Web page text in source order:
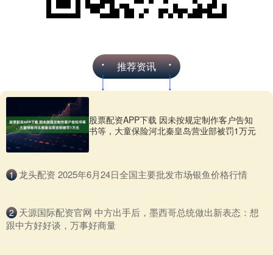
推荐资讯
股票配资APP下载 因未按规定制作客户告知
书等，大童保险河北秦皇岛营业部被罚1万元
1 ​龙头配资 2025年6月24日全国主要批发市场银鱼价格行情
2 ​天源国际配资官网 中方出手后，墨西哥总统做出新表态：想
跟中方好好谈，万事好商量